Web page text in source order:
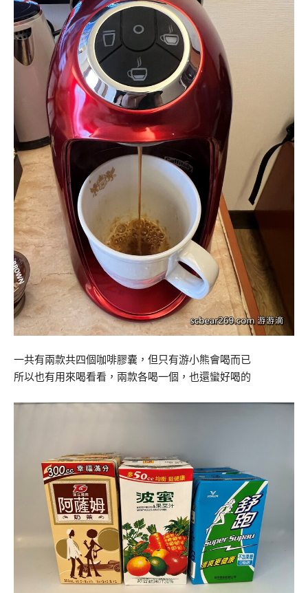
一共有兩款共四個咖啡膠囊，但只有游小熊會喝而已
所以也有用來喝看看，兩款各喝一個，也還蠻好喝的